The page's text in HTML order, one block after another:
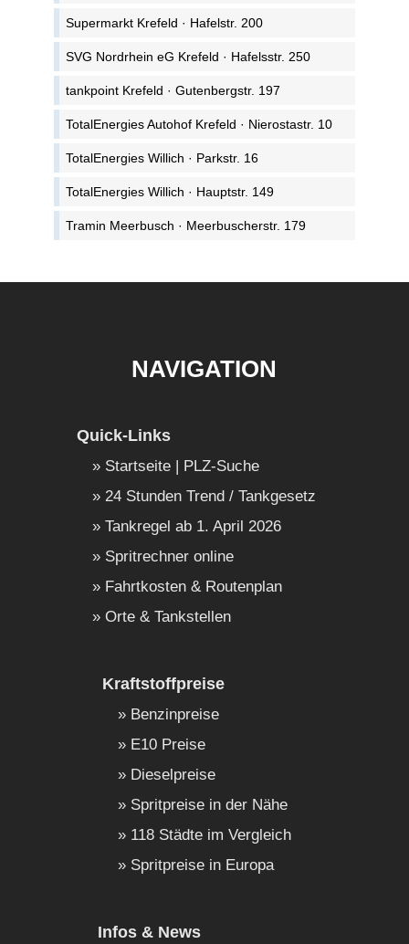
Supermarkt Krefeld · Hafelstr. 200
SVG Nordrhein eG Krefeld · Hafelsstr. 250
tankpoint Krefeld · Gutenbergstr. 197
TotalEnergies Autohof Krefeld · Nierostastr. 10
TotalEnergies Willich · Parkstr. 16
TotalEnergies Willich · Hauptstr. 149
Tramin Meerbusch · Meerbuscherstr. 179
NAVIGATION
Quick-Links
Startseite | PLZ-Suche
24 Stunden Trend / Tankgesetz
Tankregel ab 1. April 2026
Spritrechner online
Fahrtkosten & Routenplan
Orte & Tankstellen
Kraftstoffpreise
Benzinpreise
E10 Preise
Dieselpreise
Spritpreise in der Nähe
118 Städte im Vergleich
Spritpreise in Europa
Infos & News